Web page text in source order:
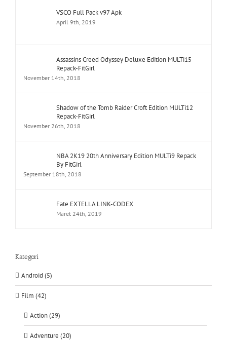
VSCO Full Pack v97 Apk
April 9th, 2019
Assassins Creed Odyssey Deluxe Edition MULTi15
Repack-FitGirl
November 14th, 2018
Shadow of the Tomb Raider Croft Edition MULTi12
Repack-FitGirl
November 26th, 2018
NBA 2K19 20th Anniversary Edition MULTi9 Repack
By FitGirl
September 18th, 2018
Fate EXTELLA LINK-CODEX
Maret 24th, 2019
Kategori
Android (5)
Film (42)
Action (29)
Adventure (20)